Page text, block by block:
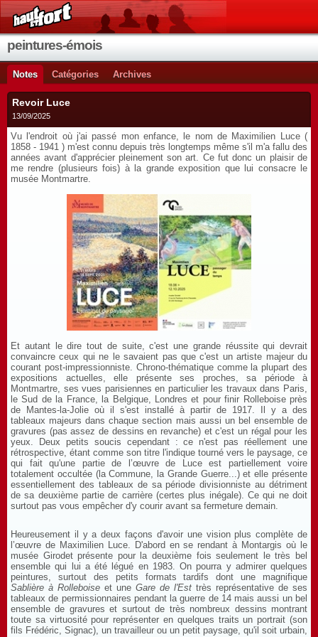
peintures-émois
Notes Catégories Archives
Revoir Luce
13/09/2025
Vu l'endroit où j'ai passé mon enfance, le nom de Maximilien Luce (
1858 - 1941 ) m'est connu depuis très longtemps même s'il m'a fallu des
années avant d'apprécier pleinement son art. Ce fut donc un plaisir de
me rendre (plusieurs fois) à la grande exposition que lui consacre le
musée Montmartre.
Et autant le dire tout de suite, c'est une grande réussite qui devrait
convaincre ceux qui ne le savaient pas que c'est un artiste majeur du
courant post-impressionniste. Chrono-thématique comme la plupart des
expositions actuelles, elle présente ses proches, sa période à
Montmartre, ses vues parisiennes en particulier les travaux dans Paris,
le Sud de la France, la Belgique, Londres et pour finir Rolleboise près
de Mantes-la-Jolie où il s'est installé à partir de 1917. Il y a des
tableaux majeurs dans chaque section mais aussi un bel ensemble de
gravures (pas assez de dessins en revanche) et c'est un régal pour les
yeux. Deux petits soucis cependant : ce n'est pas réellement une
rétrospective, étant comme son titre l'indique tourné vers le paysage, ce
qui fait qu'une partie de l’œuvre de Luce est partiellement voire
totalement occultée (la Commune, la Grande Guerre...) et elle présente
essentiellement des tableaux de sa période divisionniste au détriment
de sa deuxième partie de carrière (certes plus inégale). Ce qui ne doit
surtout pas vous empêcher d'y courir avant sa fermeture demain.
Heureusement il y a deux façons d'avoir une vision plus complète de
l’œuvre de Maximilien Luce. D'abord en se rendant à Montargis où le
musée Girodet présente pour la deuxième fois seulement le très bel
ensemble qui lui a été légué en 1983. On pourra y admirer quelques
peintures, surtout des petits formats tardifs dont une magnifique
Sablière à Rolleboise et une Gare de l'Est très représentative de ses
tableaux de permissionnaires pendant la guerre de 14 mais aussi un bel
ensemble de gravures et surtout de très nombreux dessins montrant
toute sa virtuosité pour représenter en quelques traits un portrait (son
fils Frédéric, Signac), un travailleur ou un petit paysage, qu'il soit urbain,